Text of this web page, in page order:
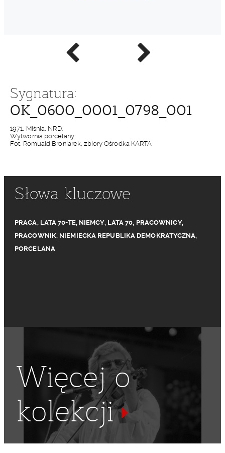
Poprzednie
zdjęcie
Następne
zdjęcie
Sygnatura:
OK_0600_0001_0798_001
1971, Miśnia, NRD.
Wytwórnia porcelany.
Fot. Romuald Broniarek, zbiory Ośrodka KARTA
Słowa kluczowe
PRACA, LATA 70-TE, NIEMCY, LATA 70, PRACOWNICY,
PRACOWNIK, NIEMIECKA REPUBLIKA DEMOKRATYCZNA,
PORCELANA
Więcej o
kolekcji